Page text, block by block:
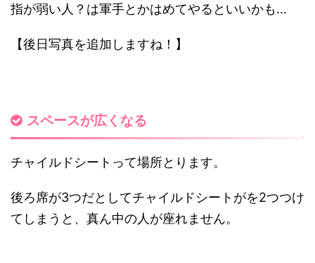
指が弱い人？は軍手とかはめてやるといいかも…
【後日写真を追加しますね！】
スペースが広くなる
チャイルドシートって場所とります。
後ろ席が3つだとしてチャイルドシートがを2つつけ
てしまうと、真ん中の人が座れません。